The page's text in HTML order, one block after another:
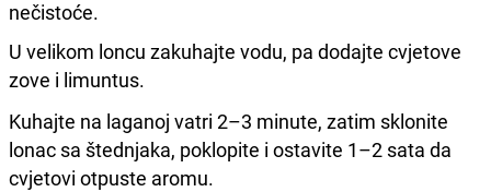
nečistoće.
U velikom loncu zakuhajte vodu, pa dodajte cvjetove
zove i limuntus.
Kuhajte na laganoj vatri 2–3 minute, zatim sklonite
lonac sa štednjaka, poklopite i ostavite 1–2 sata da
cvjetovi otpuste aromu.